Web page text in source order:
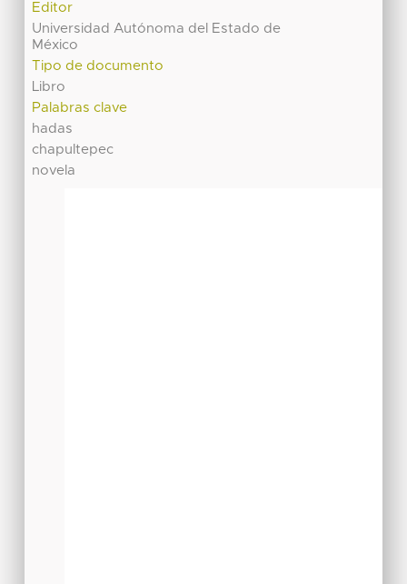
Editor
Universidad Autónoma del Estado de
México
Tipo de documento
Libro
Palabras clave
hadas
chapultepec
novela